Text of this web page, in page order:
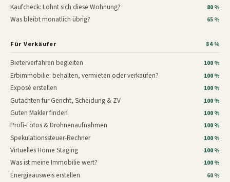
Kaufcheck: Lohnt sich diese Wohnung? 80 %
Was bleibt monatlich übrig? 65 %
Für Verkäufer 84 %
Bieterverfahren begleiten 100 %
Erbimmobilie: behalten, vermieten oder verkaufen? 100 %
Exposé erstellen 100 %
Gutachten für Gericht, Scheidung & ZV 100 %
Guten Makler finden 100 %
Profi-Fotos & Drohnenaufnahmen 100 %
Spekulationssteuer-Rechner 100 %
Virtuelles Home Staging 100 %
Was ist meine Immobilie wert? 100 %
Energieausweis erstellen 60 %